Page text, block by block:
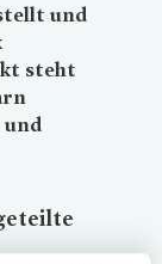
und
steht
und